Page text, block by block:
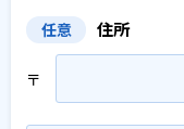
任意 住所
〒